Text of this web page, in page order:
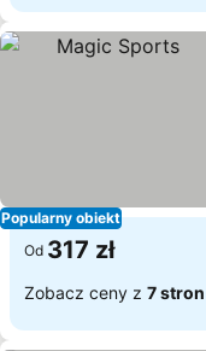
Popularny obiekt
Od 317 zł
Zobacz ceny z 7 stron